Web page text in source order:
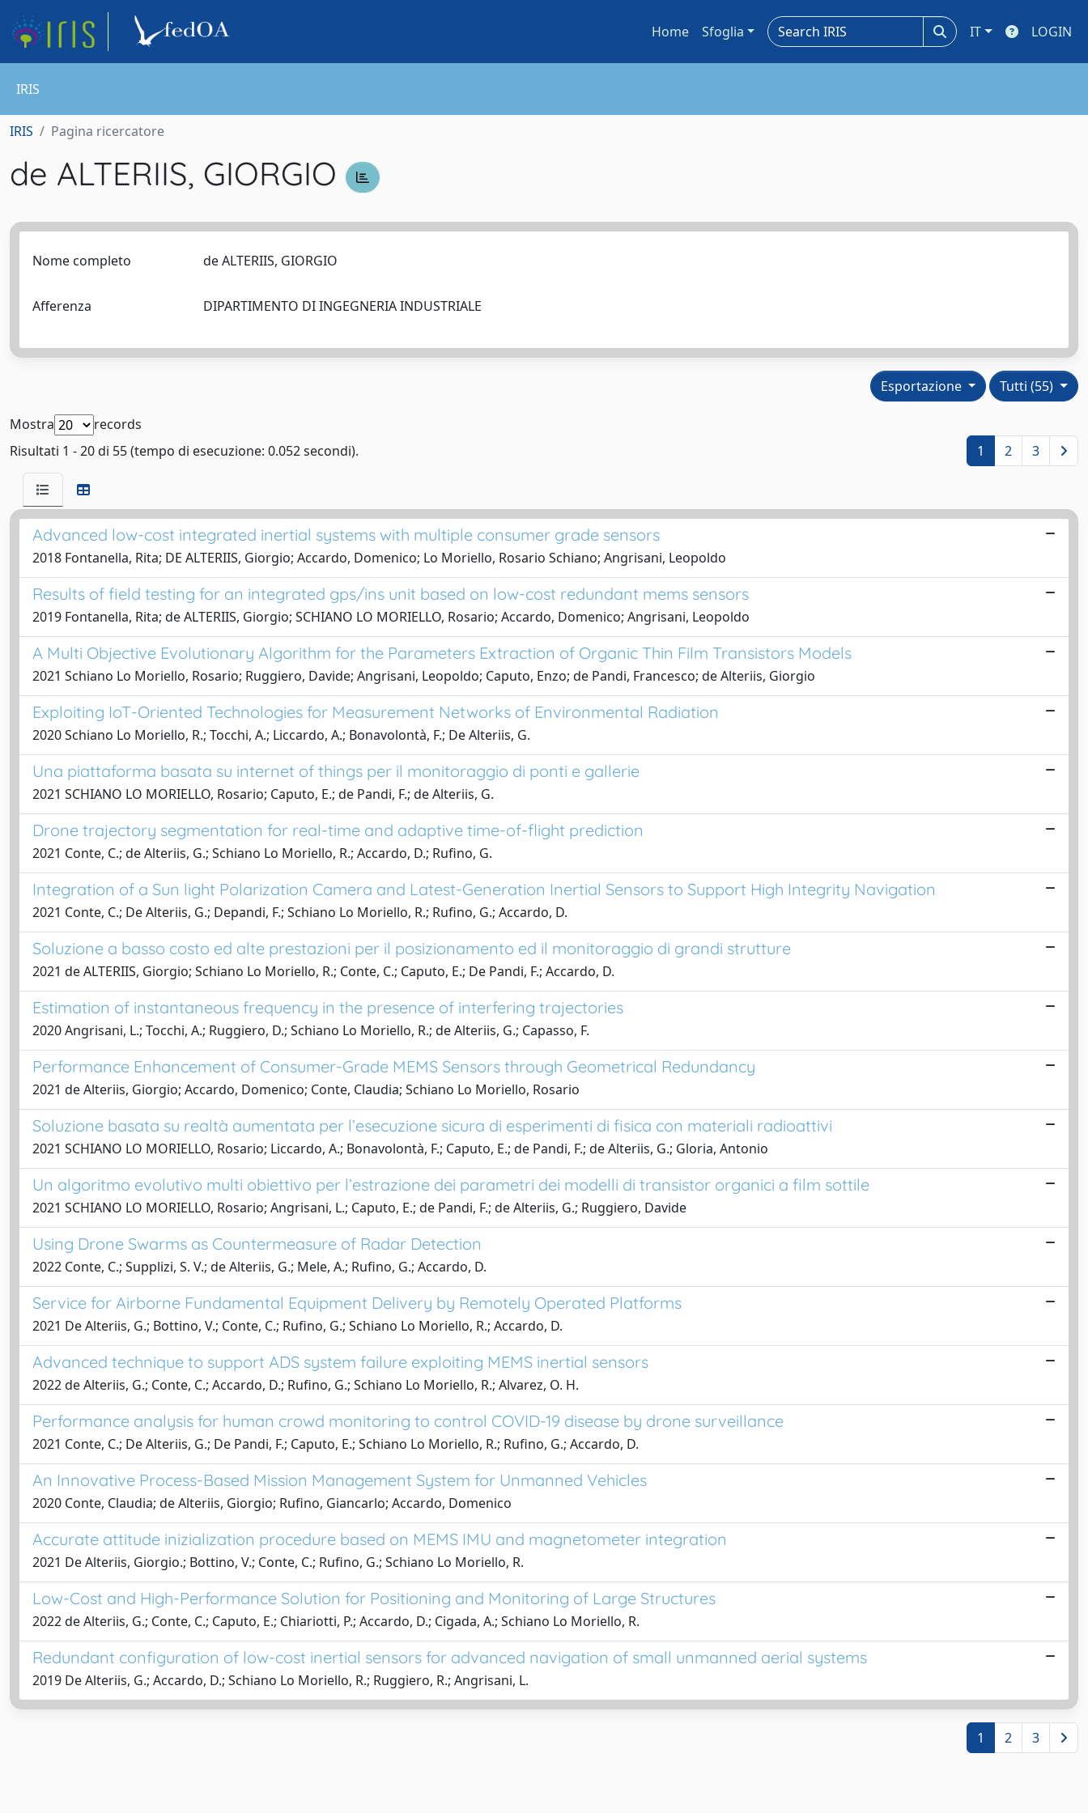
Home Sfoglia IT LOGIN
IRIS
IRIS Pagina ricercatore
de ALTERIIS, GIORGIO
Nome completo de ALTERIIS, GIORGIO
Afferenza DIPARTIMENTO DI INGEGNERIA INDUSTRIALE
Tutti (55)
Esportazione
Mostra
records
Risultati 1 - 20 di 55 (tempo di esecuzione: 0.052 secondi).
1 2 3
Advanced low-cost integrated inertial systems with multiple consumer grade sensors
2018 Fontanella, Rita; DE ALTERIIS, Giorgio; Accardo, Domenico; Lo Moriello, Rosario Schiano; Angrisani, Leopoldo
Results of field testing for an integrated gps/ins unit based on low-cost redundant mems sensors
2019 Fontanella, Rita; de ALTERIIS, Giorgio; SCHIANO LO MORIELLO, Rosario; Accardo, Domenico; Angrisani, Leopoldo
A Multi Objective Evolutionary Algorithm for the Parameters Extraction of Organic Thin Film Transistors Models
2021 Schiano Lo Moriello, Rosario; Ruggiero, Davide; Angrisani, Leopoldo; Caputo, Enzo; de Pandi, Francesco; de Alteriis, Giorgio
Exploiting IoT-Oriented Technologies for Measurement Networks of Environmental Radiation
2020 Schiano Lo Moriello, R.; Tocchi, A.; Liccardo, A.; Bonavolontà, F.; De Alteriis, G.
Una piattaforma basata su internet of things per il monitoraggio di ponti e gallerie
2021 SCHIANO LO MORIELLO, Rosario; Caputo, E.; de Pandi, F.; de Alteriis, G.
Drone trajectory segmentation for real-time and adaptive time-of-flight prediction
2021 Conte, C.; de Alteriis, G.; Schiano Lo Moriello, R.; Accardo, D.; Rufino, G.
Integration of a Sun light Polarization Camera and Latest-Generation Inertial Sensors to Support High Integrity Navigation
2021 Conte, C.; De Alteriis, G.; Depandi, F.; Schiano Lo Moriello, R.; Rufino, G.; Accardo, D.
Soluzione a basso costo ed alte prestazioni per il posizionamento ed il monitoraggio di grandi strutture
2021 de ALTERIIS, Giorgio; Schiano Lo Moriello, R.; Conte, C.; Caputo, E.; De Pandi, F.; Accardo, D.
Estimation of instantaneous frequency in the presence of interfering trajectories
2020 Angrisani, L.; Tocchi, A.; Ruggiero, D.; Schiano Lo Moriello, R.; de Alteriis, G.; Capasso, F.
Performance Enhancement of Consumer-Grade MEMS Sensors through Geometrical Redundancy
2021 de Alteriis, Giorgio; Accardo, Domenico; Conte, Claudia; Schiano Lo Moriello, Rosario
Soluzione basata su realtà aumentata per l’esecuzione sicura di esperimenti di fisica con materiali radioattivi
2021 SCHIANO LO MORIELLO, Rosario; Liccardo, A.; Bonavolontà, F.; Caputo, E.; de Pandi, F.; de Alteriis, G.; Gloria, Antonio
Un algoritmo evolutivo multi obiettivo per l’estrazione dei parametri dei modelli di transistor organici a film sottile
2021 SCHIANO LO MORIELLO, Rosario; Angrisani, L.; Caputo, E.; de Pandi, F.; de Alteriis, G.; Ruggiero, Davide
Using Drone Swarms as Countermeasure of Radar Detection
2022 Conte, C.; Supplizi, S. V.; de Alteriis, G.; Mele, A.; Rufino, G.; Accardo, D.
Service for Airborne Fundamental Equipment Delivery by Remotely Operated Platforms
2021 De Alteriis, G.; Bottino, V.; Conte, C.; Rufino, G.; Schiano Lo Moriello, R.; Accardo, D.
Advanced technique to support ADS system failure exploiting MEMS inertial sensors
2022 de Alteriis, G.; Conte, C.; Accardo, D.; Rufino, G.; Schiano Lo Moriello, R.; Alvarez, O. H.
Performance analysis for human crowd monitoring to control COVID-19 disease by drone surveillance
2021 Conte, C.; De Alteriis, G.; De Pandi, F.; Caputo, E.; Schiano Lo Moriello, R.; Rufino, G.; Accardo, D.
An Innovative Process-Based Mission Management System for Unmanned Vehicles
2020 Conte, Claudia; de Alteriis, Giorgio; Rufino, Giancarlo; Accardo, Domenico
Accurate attitude inizialization procedure based on MEMS IMU and magnetometer integration
2021 De Alteriis, Giorgio.; Bottino, V.; Conte, C.; Rufino, G.; Schiano Lo Moriello, R.
Low-Cost and High-Performance Solution for Positioning and Monitoring of Large Structures
2022 de Alteriis, G.; Conte, C.; Caputo, E.; Chiariotti, P.; Accardo, D.; Cigada, A.; Schiano Lo Moriello, R.
Redundant configuration of low-cost inertial sensors for advanced navigation of small unmanned aerial systems
2019 De Alteriis, G.; Accardo, D.; Schiano Lo Moriello, R.; Ruggiero, R.; Angrisani, L.
1 2 3